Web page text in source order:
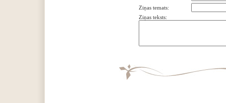
Ziņas temats:
Ziņas teksts: